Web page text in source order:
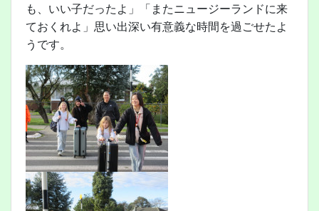
も、いい子だったよ」「またニュージーランドに来
ておくれよ」思い出深い有意義な時間を過ごせたよ
うです。